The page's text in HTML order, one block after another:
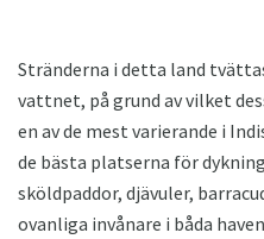
Stränderna i detta land
vattnet, på grund av vilket
en av de mest varierande i
de bästa platserna för
sköldpaddor, djävuler,
ovanliga invånare i båda